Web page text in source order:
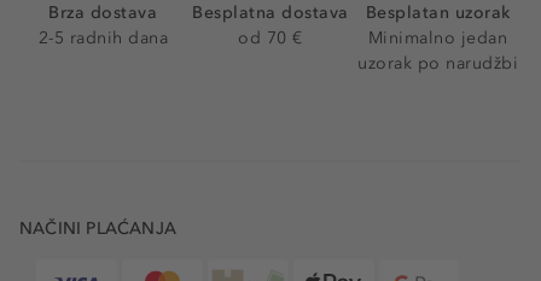
Brza dostava
2-5 radnih dana
Besplatna dostava
od 70 €
Besplatan uzorak
Minimalno jedan
uzorak po narudžbi
NAČINI PLAĆANJA